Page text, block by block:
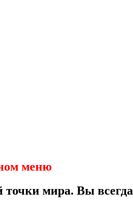
меню
точки мира. Вы всегда